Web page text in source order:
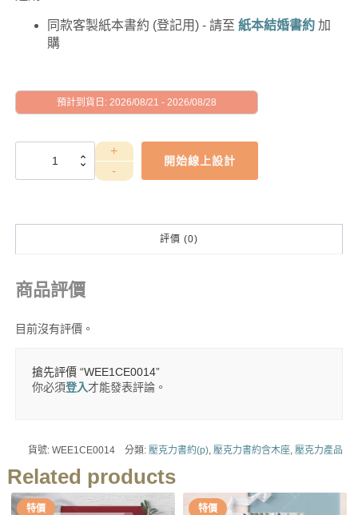
同款客製紙本書約 (登記用) - 請至 紙本結婚書約加
購
預計到貨日: 2026/08/21 - 2026/08/28
WEE1CE0014
開始線上設計
評價 (0)
商品評價
目前沒有評價。
搶先評價 “WEE1CE0014”
你必須登入才能發表評論。
貨號:WEE1CE0014 分類:壓克力書約(p) ,壓克力書約含木座 ,壓克力產品
Related products
特價 特價